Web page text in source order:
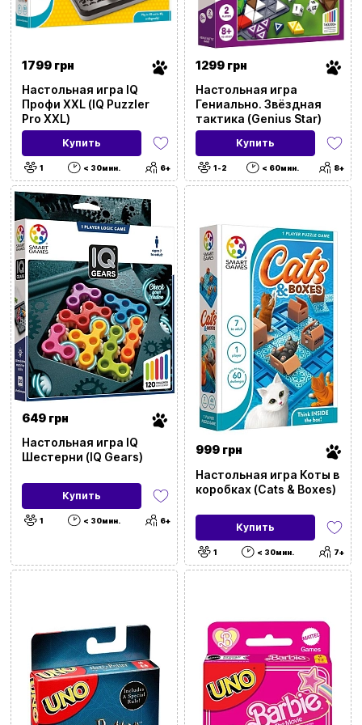
Сбросить все фильтры
Цена
9999
Бренд
Стикер
Язык
1799 грн
Настольная игра IQ
Профи XXL (IQ Puzzler
Pro XXL)
Купить
1 < 30мин. 6+
1299 грн
Настольная игра
Гениально. Звёздная
тактика (Genius Star)
Купить
1-2 < 60мин. 8+
649 грн
Настольная игра IQ
Шестерни (IQ Gears)
Купить
1 < 30мин. 6+
999 грн
Настольная игра Коты в
коробках (Cats & Boxes)
Купить
1 < 30мин. 7+